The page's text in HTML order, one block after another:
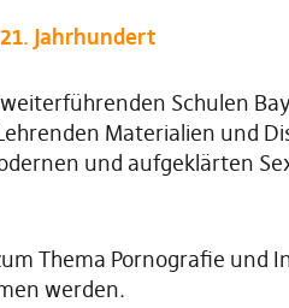
Jahrhundert
Schulen
Materialien und
und aufgeklärten
Thema Pornografie und
werden.